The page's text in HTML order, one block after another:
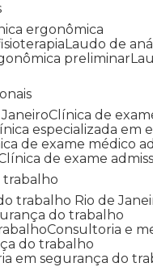
ergonômica
Laudo de
preliminar
Janeiro
Clínica de
Clínica especializada em
de exame médico
Clínica de exame
trabalho
trabalho Rio de
do trabalho
Consultoria e
do trabalho
em segurança do